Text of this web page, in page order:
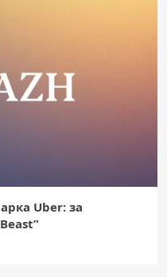
Uber: за